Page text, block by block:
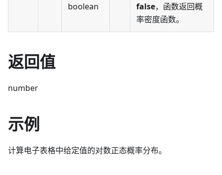
boolean
false，函数返回概
率密度函数。
返回值
number
示例
计算电子表格中给定值的对数正态概率分布。